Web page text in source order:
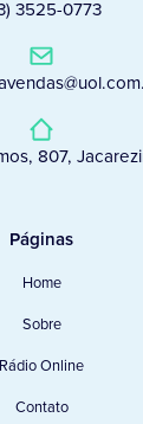
3525-0773
807,
Páginas
Home
Sobre
Rádio Online
Contato